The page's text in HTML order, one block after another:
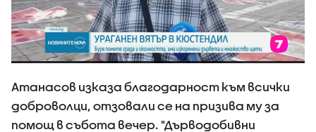
Атанасов изказа благодарност към всички
доброволци, отзовали се на призива му за
помощ в събота вечер. "Дърводобивни